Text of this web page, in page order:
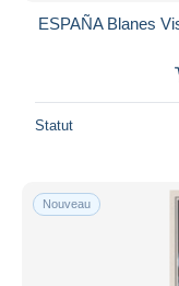
ESPAÑA Blanes
Statut
Nouveau